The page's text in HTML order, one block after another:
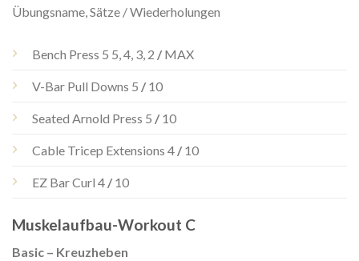
Übungsname, Sätze / Wiederholungen
Bench Press 5 5, 4, 3, 2 / MAX
V-Bar Pull Downs 5 / 10
Seated Arnold Press 5 / 10
Cable Tricep Extensions 4 / 10
EZ Bar Curl 4 / 10
Muskelaufbau-Workout C
Basic – Kreuzheben